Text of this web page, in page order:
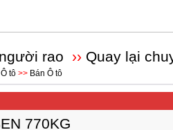
rao ›› Quay lại
Ô tô >> Bán Ô tô
770KG